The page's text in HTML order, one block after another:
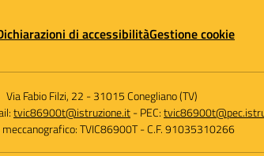
di accessibilitàGestione cookie
Via Fabio Filzi, 22 -31015 Conegliano (TV)
tvic86900t@istruzione.it- PEC:
meccanografico: TVIC86900T - C.F. 91035310266